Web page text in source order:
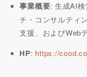
事業概要: 生成AI
チ・コンサルティ
支援、およびWeb
HP: https://